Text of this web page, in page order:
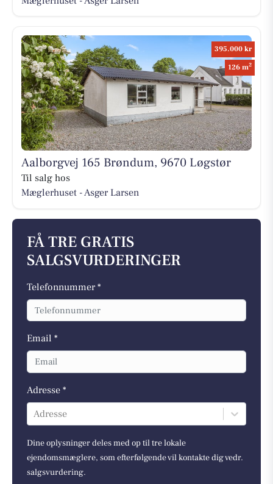
395.000 kr
126 m2
Aalborgvej 165 Brøndum, 9670 Løgstør
Til salg hos
Mæglerhuset - Asger Larsen
FÅ TRE GRATIS
SALGSVURDERINGER
Telefonnummer *
Email *
Adresse *
Adresse
Dine oplysninger deles med op til tre lokale
ejendomsmæglere, som efterfølgende vil kontakte dig vedr.
salgsvurdering.